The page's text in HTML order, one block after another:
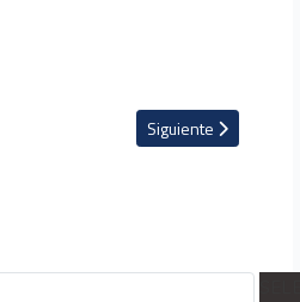
Artículo siguiente:
Siguiente